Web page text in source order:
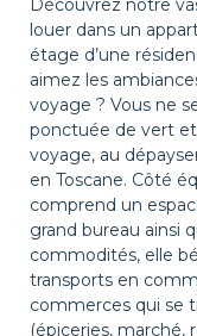
Découvrez notre
louer dans un
étage d’une
aimez les
voyage ? Vous ne
ponctuée de vert
voyage, au
en Toscane. Côté
comprend un
grand bureau ainsi
commodités, elle
transports en
commerces qui se
(épiceries, marché,